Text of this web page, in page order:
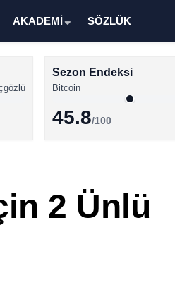
AKADEMİ SÖZLÜK
Sezon Endeksi
Bitcoin
45.8/100
2 Ünlü